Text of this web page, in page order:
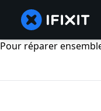
Pour réparer